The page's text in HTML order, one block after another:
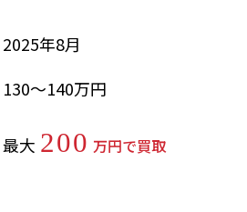
2025年8月
130～140万円
最大 200 万円で買取